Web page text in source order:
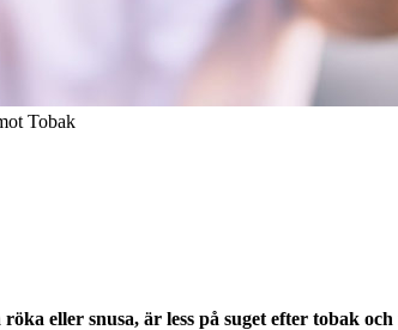
Tobak
eller snusa, är less på suget efter tobak